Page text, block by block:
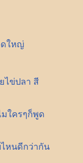
ดใหญ่
ไข่ปลา สี
มใครๆก็พูด
ไหนดีกว่ากัน